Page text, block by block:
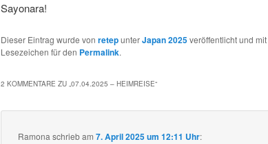
Sayonara!
Dieser Eintrag wurde von retepunterJapan 2025veröffentlicht und mit
Lesezeichen für den Permalink.
2 KOMMENTARE ZU „07.04.2025 – HEIMREISE“
Ramona schriebam7. April 2025 um 12:11 Uhr: